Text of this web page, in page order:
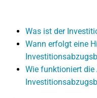
Was ist der
Wann erfolgt eine
Wie funktioniert die